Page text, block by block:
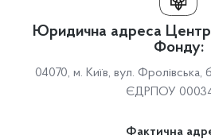
Юридична адреса
Фонду:
04070, м. Київ, вул.
ЄДРПОУ
Фактична